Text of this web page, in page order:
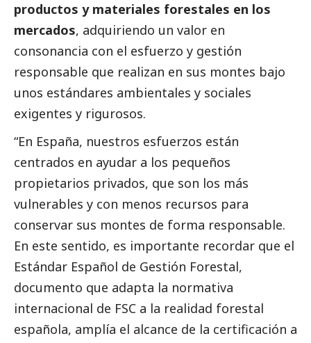
productos y materiales forestales en los
mercados, adquiriendo un valor en
consonancia con el esfuerzo y gestión
responsable que realizan en sus montes bajo
unos estándares ambientales y sociales
exigentes y rigurosos.
“En España, nuestros esfuerzos están
centrados en ayudar a los pequeños
propietarios privados, que son los más
vulnerables y con menos recursos para
conservar sus montes de forma responsable.
En este sentido, es importante recordar que el
Estándar Español de Gestión Forestal,
documento que adapta la normativa
internacional de FSC a la realidad forestal
española, amplía el alcance de la certificación a